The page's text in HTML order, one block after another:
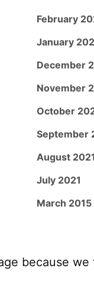
February
January
December
November
October
September
August 2021
July 2021
March 2015
because